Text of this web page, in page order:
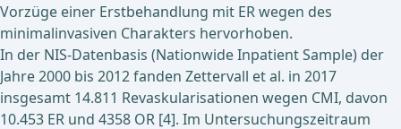
Vorzüge einer Erstbehandlung mit ER wegen des
minimalinvasiven Charakters hervorhoben.
In der NIS-Datenbasis (Nationwide Inpatient Sample) der
Jahre 2000 bis 2012 fanden Zettervall et al. in 2017
insgesamt 14.811 Revaskularisationen wegen CMI, davon
10.453 ER und 4358 OR [4]. Im Untersuchungszeitraum